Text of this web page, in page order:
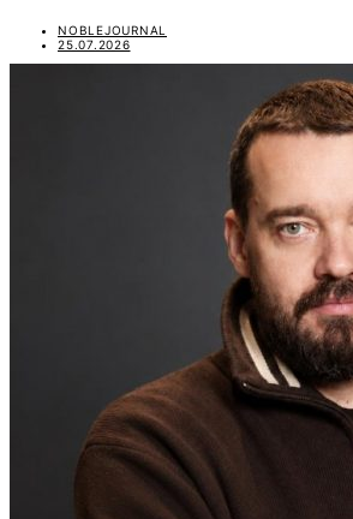
NOBLEJOURNAL
25.07.2026